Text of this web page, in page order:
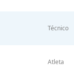
Técnico
Atleta